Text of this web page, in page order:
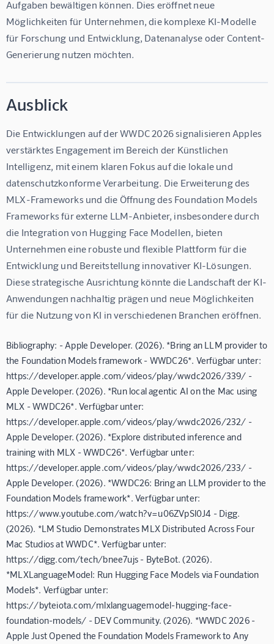
Aufgaben bewältigen können. Dies eröffnet neue
Möglichkeiten für Unternehmen, die komplexe KI-Modelle
für Forschung und Entwicklung, Datenanalyse oder Content-
Generierung nutzen möchten.
Ausblick
Die Entwicklungen auf der WWDC 2026 signalisieren Apples
verstärktes Engagement im Bereich der Künstlichen
Intelligenz, mit einem klaren Fokus auf die lokale und
datenschutzkonforme Verarbeitung. Die Erweiterung des
MLX-Frameworks und die Öffnung des Foundation Models
Frameworks für externe LLM-Anbieter, insbesondere durch
die Integration von Hugging Face Modellen, bieten
Unternehmen eine robuste und flexible Plattform für die
Entwicklung und Bereitstellung innovativer KI-Lösungen.
Diese strategische Ausrichtung könnte die Landschaft der KI-
Anwendungen nachhaltig prägen und neue Möglichkeiten
für die Nutzung von KI in verschiedenen Branchen eröffnen.
Bibliography: - Apple Developer. (2026). *Bring an LLM provider to
the Foundation Models framework - WWDC26*. Verfügbar unter:
https://developer.apple.com/videos/play/wwdc2026/339/ -
Apple Developer. (2026). *Run local agentic AI on the Mac using
MLX - WWDC26*. Verfügbar unter:
https://developer.apple.com/videos/play/wwdc2026/232/ -
Apple Developer. (2026). *Explore distributed inference and
training with MLX - WWDC26*. Verfügbar unter:
https://developer.apple.com/videos/play/wwdc2026/233/ -
Apple Developer. (2026). *WWDC26: Bring an LLM provider to the
Foundation Models framework*. Verfügbar unter:
https://www.youtube.com/watch?v=u06ZVpSl0J4 - Digg.
(2026). *LM Studio Demonstrates MLX Distributed Across Four
Mac Studios at WWDC*. Verfügbar unter:
https://digg.com/tech/bnee7ujs - ByteBot. (2026).
*MLXLanguageModel: Run Hugging Face Models via Foundation
Models*. Verfügbar unter:
https://byteiota.com/mlxlanguagemodel-hugging-face-
foundation-models/ - DEV Community. (2026). *WWDC 2026 -
Apple Just Opened the Foundation Models Framework to Any